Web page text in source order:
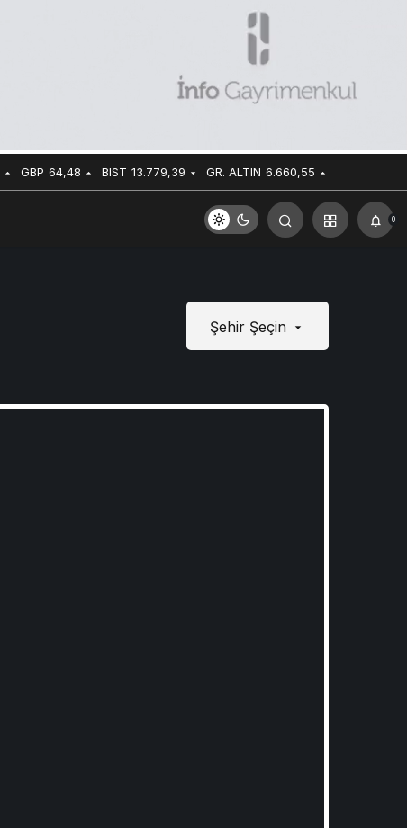
GBP 64,48 BIST 13.779,39 GR. ALTIN 6.660,55
0
Şehir Şeçin